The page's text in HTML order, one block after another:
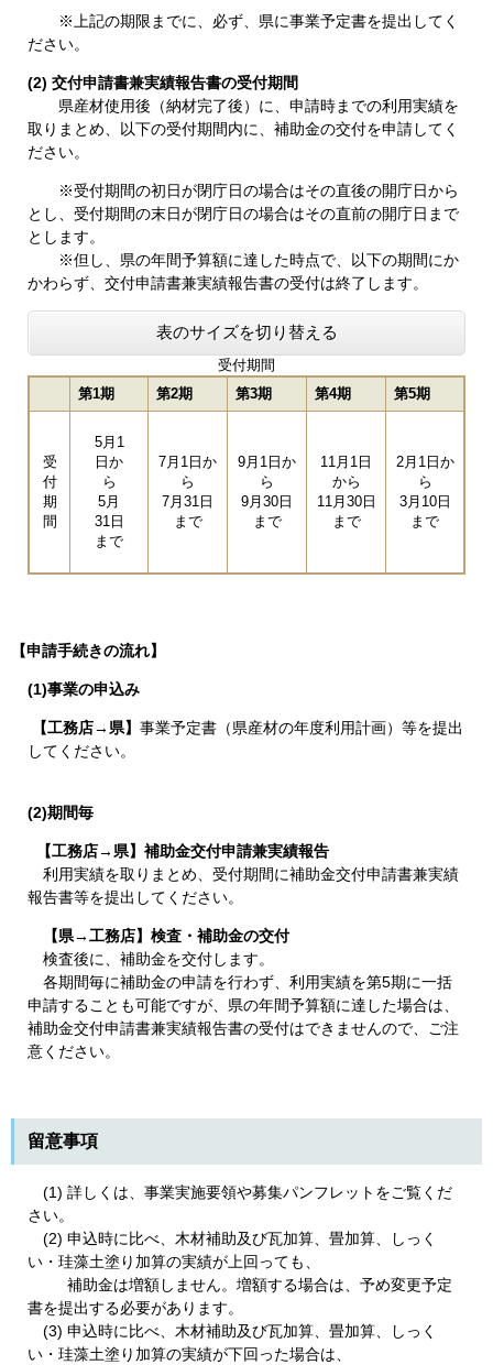
※上記の期限までに、必ず、県に事業予定書を提出してく
ださい。
(2) 交付申請書兼実績報告書の受付期間
県産材使用後（納材完了後）に、申請時までの利用実績を
取りまとめ、以下の受付期間内に、補助金の交付を申請してく
ださい。
※受付期間の初日が閉庁日の場合はその直後の開庁日から
とし、受付期間の末日が閉庁日の場合はその直前の開庁日まで
とします。
※但し、県の年間予算額に達した時点で、以下の期間にか
かわらず、交付申請書兼実績報告書の受付は終了します。
表のサイズを切り替える
受付期間
第1期
第2期 第3期 第4期 第5期
受
付
期
間
5月1
日か
ら
5月
31日
まで
7月1日か
ら
7月31日
まで
9月1日か
ら
9月30日
まで
11月1日
から
11月30日
まで
2月1日か
ら
3月10日
まで
【申請手続きの流れ】
(1)事業の申込み
【工務店→県】 事業予定書（県産材の年度利用計画）等を提出
してください。
(2)期間毎
【工務店→県】補助金交付申請兼実績報告
利用実績を取りまとめ、受付期間に補助金交付申請書兼実績
報告書等を提出してください。
【県→工務店】検査・補助金の交付
検査後に、補助金を交付します。
各期間毎に補助金の申請を行わず、利用実績を第5期に一括
申請することも可能ですが、県の年間予算額に達した場合は、
補助金交付申請書兼実績報告書の受付はできませんので、ご注
意ください。​
留意事項
(1) 詳しくは、事業実施要領や募集パンフレットをご覧くだ
さい。
(2) 申込時に比べ、木材補助及び瓦加算、畳加算、しっく
い・珪藻土塗り加算の実績が上回っても、
補助金は増額しません。増額する場合は、予め変更予定
書を提出する必要があります。
(3) 申込時に比べ、木材補助及び瓦加算、畳加算、しっく
い・珪藻土塗り加算の実績が下回った場合は、